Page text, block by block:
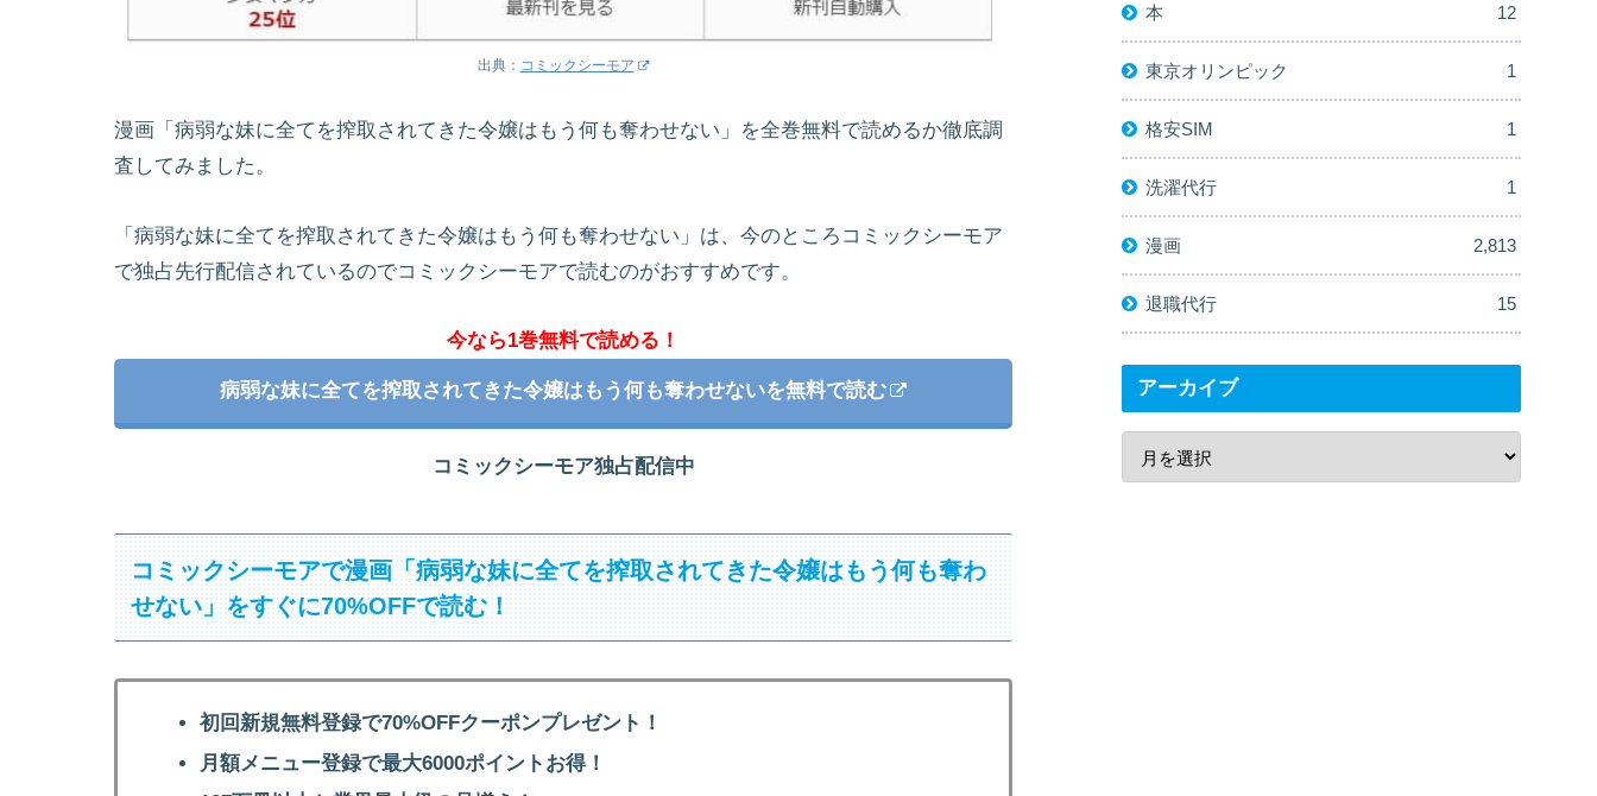
出典： コミックシーモア
漫画「病弱な妹に全てを搾取されてきた令嬢はもう何も奪わせない」を全巻無料で読めるか徹底調
査してみました。
「病弱な妹に全てを搾取されてきた令嬢はもう何も奪わせない」は、今のところコミックシーモア
で独占先行配信されているのでコミックシーモアで読むのがおすすめです。
今なら1巻無料で読める！
病弱な妹に全てを搾取されてきた令嬢はもう何も奪わせないを無料で読む
コミックシーモア独占配信中
コミックシーモアで漫画「病弱な妹に全てを搾取されてきた令嬢はもう何も奪わ
せない」をすぐに70%OFFで読む！
初回新規無料登録で70%OFFクーポンプレゼント！
月額メニュー登録で最大6000ポイントお得！
本 12
東京オリンピック 1
格安SIM 1
洗濯代行 1
漫画 2,813
退職代行 15
アーカイブ